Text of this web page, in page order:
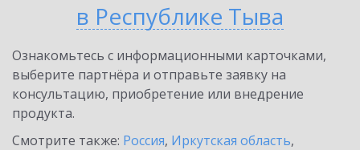
в Республике Тыва
Ознакомьтесь с информационными карточками,
выберите партнёра и отправьте заявку на
консультацию, приобретение или внедрение
продукта.
Смотрите также: Россия, Иркутская область,